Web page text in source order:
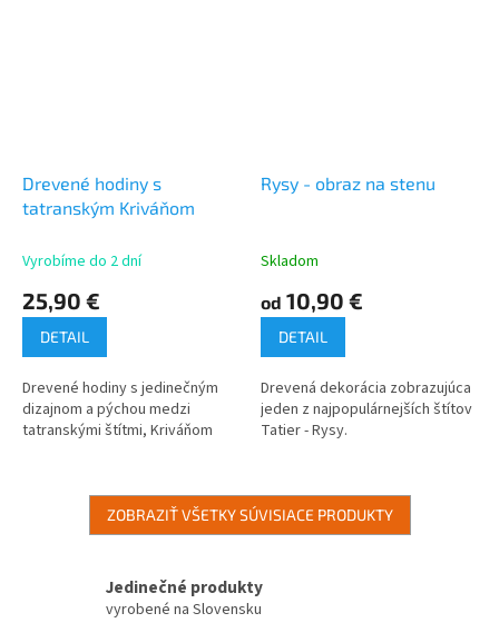
Drevené hodiny s
tatranským Kriváňom
Vyrobíme do 2 dní
25,90 €
DETAIL
Drevené hodiny s jedinečným
dizajnom a pýchou medzi
tatranskými štítmi, Kriváňom
Rysy - obraz na stenu
Skladom
od 10,90 €
DETAIL
Drevená dekorácia zobrazujúca
jeden z najpopulárnejších štítov
Tatier - Rysy.
ZOBRAZIŤ VŠETKY SÚVISIACE PRODUKTY
Jedinečné produkty
vyrobené na Slovensku